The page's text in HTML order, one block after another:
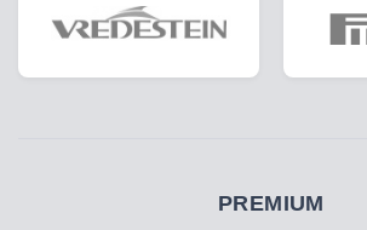
PREMIUM